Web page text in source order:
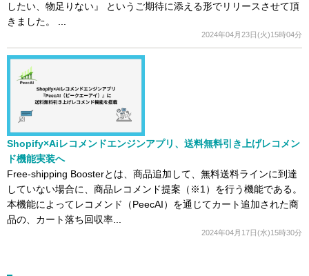
したい、物足りない』 というご期待に添える形でリリースさせて頂
きました。 ...
2024年04月23日(火)15時04分
Shopify×Aiレコメンドエンジンアプリ、送料無料引き上げレコメン
ド機能実装へ
Free-shipping Boosterとは、商品追加して、無料送料ラインに到達
していない場合に、商品レコメンド提案（※1）を行う機能である。
本機能によってレコメンド（PeecAI）を通じてカート追加された商
品の、カート落ち回収率...
2024年04月17日(水)15時30分